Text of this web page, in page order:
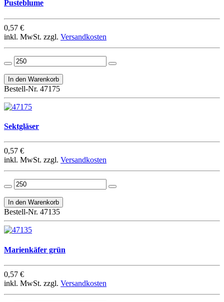
Pusteblume
0,57 €
inkl. MwSt. zzgl. Versandkosten
Bestell-Nr. 47175
Sektgläser
0,57 €
inkl. MwSt. zzgl. Versandkosten
Bestell-Nr. 47135
Marienkäfer grün
0,57 €
inkl. MwSt. zzgl. Versandkosten